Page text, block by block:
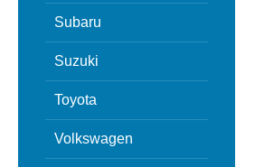
Subaru
Suzuki
Toyota
Volkswagen